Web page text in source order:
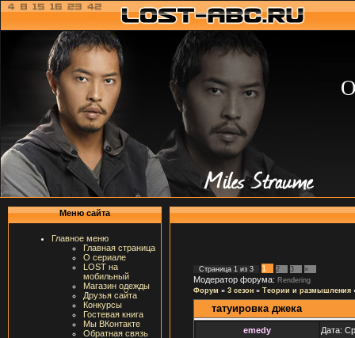
Меню сайта
Главное меню
Главная страница
О сериале
LOST на
мобильный
Магазин одежды
Друзья сайта
Конкурсы
Гостевая книга
Мы ВКонтакте
Обратная связь
Страница 1 из 3 1 2 3 »
Модератор форума: Rendering
Форум » 3 сезон » Теории и размышления
татуировка джека
emedy Дата: